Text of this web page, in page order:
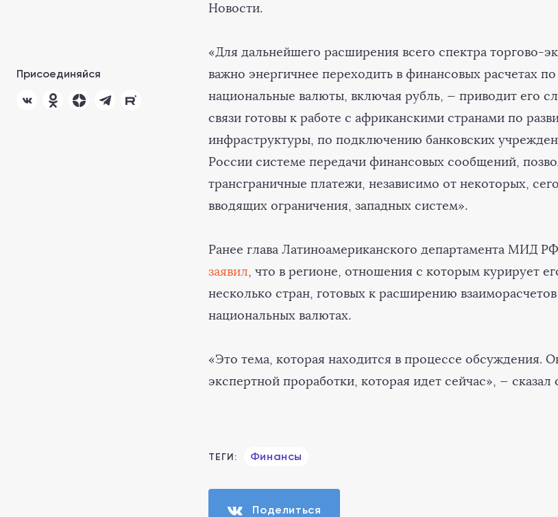
Присоединяйся
Новости.
«Для дальнейшего расширения всего спектра торгово-
важно энергичнее переходить в финансовых расчетах
национальные валюты, включая рубль, — приводит его
связи готовы к работе с африканскими странами по
инфраструктуры, по подключению банковских
России системе передачи финансовых сообщений,
трансграничные платежи, независимо от некоторых,
вводящих ограничения, западных систем».
Ранее глава Латиноамериканского департамента МИД
заявил, что в регионе, отношения с которым курирует
несколько стран, готовых к расширению
национальных валютах.
«Это тема, которая находится в процессе обсуждения.
экспертной проработки, которая идет сейчас», — сказал
ТЕГИ: Финансы
Поделиться